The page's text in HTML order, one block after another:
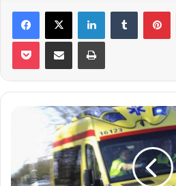
Facebook
X LinkedInTumblr
Pocket Deel via E-mail Print
overleden
met